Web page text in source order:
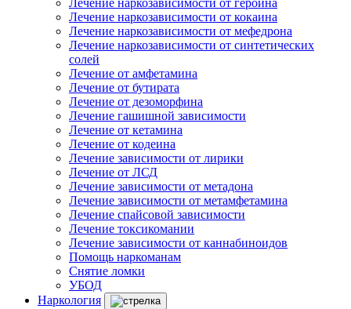
Лечение наркозависимости от героина
Лечение наркозависимости от кокаина
Лечение наркозависимости от мефедрона
Лечение наркозависимости от синтетических
солей
Лечение от амфетамина
Лечение от бутирата
Лечение от дезоморфина
Лечение гашишной зависимости
Лечение от кетамина
Лечение от кодеина
Лечение зависимости от лирики
Лечение от ЛСД
Лечение зависимости от метадона
Лечение зависимости от метамфетамина
Лечение спайсовой зависимости
Лечение токсикомании
Лечение зависимости от каннабиноидов
Помощь наркоманам
Снятие ломки
УБОД
Наркология